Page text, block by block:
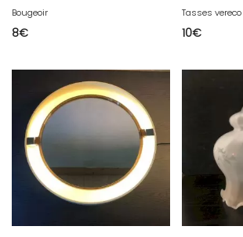
Bougeoir
8€
Tasses vereco
10€